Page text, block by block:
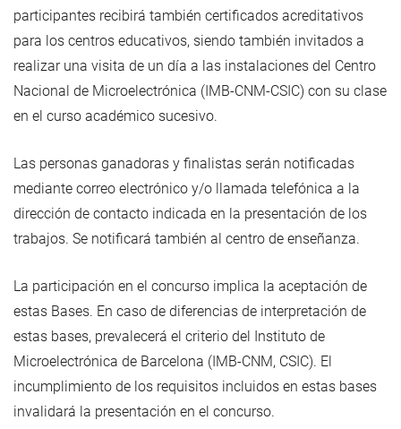
participantes recibirá también certificados acreditativos
para los centros educativos, siendo también invitados a
realizar una visita de un día a las instalaciones del Centro
Nacional de Microelectrónica (IMB-CNM-CSIC) con su clase
en el curso académico sucesivo.
Las personas ganadoras y finalistas serán notificadas
mediante correo electrónico y/o llamada telefónica a la
dirección de contacto indicada en la presentación de los
trabajos. Se notificará también al centro de enseñanza.
La participación en el concurso implica la aceptación de
estas Bases. En caso de diferencias de interpretación de
estas bases, prevalecerá el criterio del Instituto de
Microelectrónica de Barcelona (IMB-CNM, CSIC). El
incumplimiento de los requisitos incluidos en estas bases
invalidará la presentación en el concurso.